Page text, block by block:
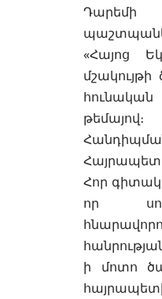
Դարեմի
«Հայոց
թեմայով։
Հոր
որ
ի մոտո